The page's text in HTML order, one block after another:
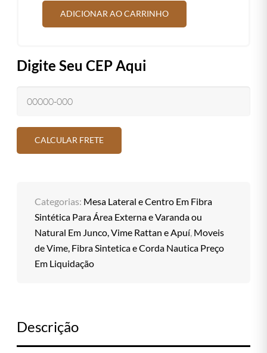
ADICIONAR AO CARRINHO
Digite Seu CEP Aqui
Categorias: Mesa Lateral e Centro Em Fibra
Sintética Para Área Externa e Varanda ou
Natural Em Junco, Vime Rattan e Apuí, Moveis
de Vime, Fibra Sintetica e Corda Nautica Preço
Em Liquidação
Descrição